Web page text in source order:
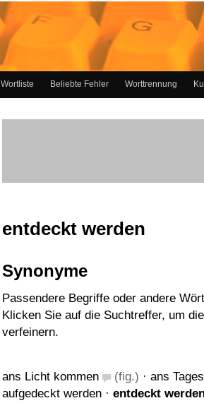
Wortliste Beliebte Fehler Worttrennung
entdeckt werden
Synonyme
Passendere Begriffe oder andere
Klicken Sie auf die Suchtreffer, um
verfeinern.
ans Licht kommen (fig.) · ans
aufgedeckt werden · entdeckt